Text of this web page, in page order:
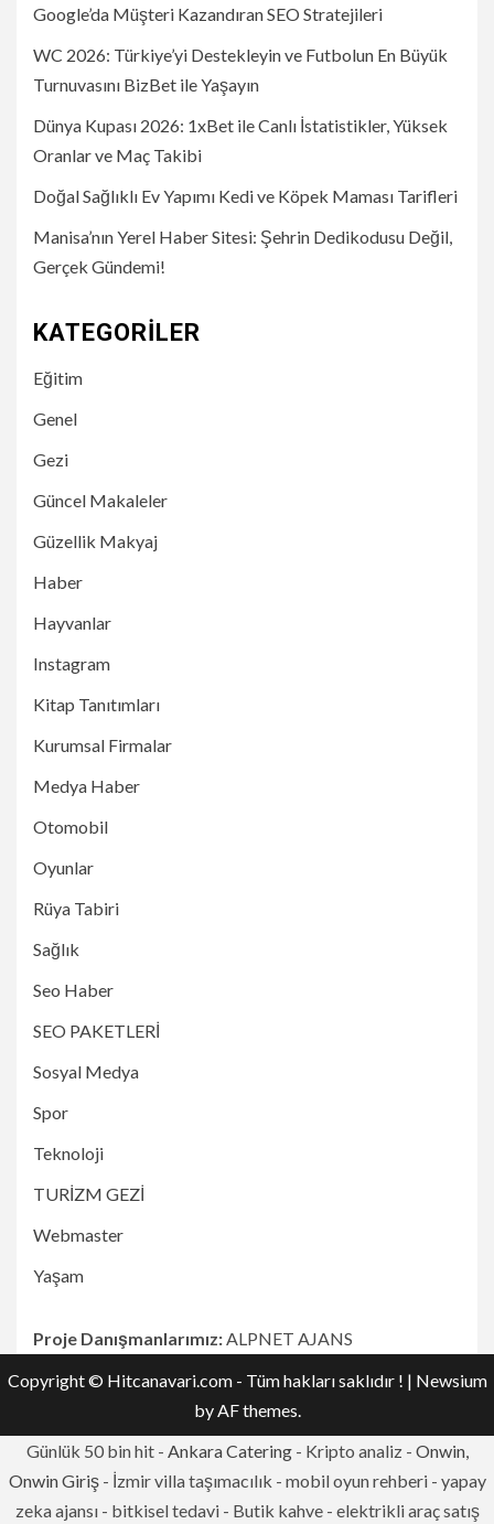
Google’da Müşteri Kazandıran SEO Stratejileri
WC 2026: Türkiye’yi Destekleyin ve Futbolun En Büyük
Turnuvasını BizBet ile Yaşayın
Dünya Kupası 2026: 1xBet ile Canlı İstatistikler, Yüksek
Oranlar ve Maç Takibi
Doğal Sağlıklı Ev Yapımı Kedi ve Köpek Maması Tarifleri
Manisa’nın Yerel Haber Sitesi: Şehrin Dedikodusu Değil,
Gerçek Gündemi!
KATEGORILER
Eğitim
Genel
Gezi
Güncel Makaleler
Güzellik Makyaj
Haber
Hayvanlar
Instagram
Kitap Tanıtımları
Kurumsal Firmalar
Medya Haber
Otomobil
Oyunlar
Rüya Tabiri
Sağlık
Seo Haber
SEO PAKETLERİ
Sosyal Medya
Spor
Teknoloji
TURİZM GEZİ
Webmaster
Yaşam
Proje Danışmanlarımız: ALPNET AJANS
Copyright © Hitcanavari.com - Tüm hakları saklıdır ! | Newsium
by AF themes.
Günlük 50 bin hit - Ankara Catering- Kripto analiz - Onwin,
Onwin Giriş- İzmir villa taşımacılık - mobil oyun rehberi - yapay
zeka ajansı - bitkisel tedavi - Butik kahve - elektrikli araç satış